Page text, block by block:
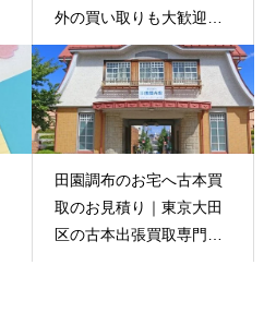
外の買い取りも大歓迎！
｜東京大田区の古本出張
買取専門店 古書窟揚羽堂
田園調布のお宅へ古本買
取のお見積り｜東京大田
区の古本出張買取専門店